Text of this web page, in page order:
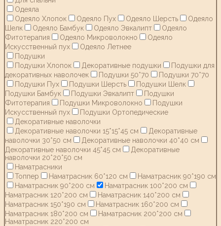
Одеяла
Одеяло Хлопок
Одеяло Пух Одеяло Шерсть
Одеяло
Шелк
Одеяло Бамбук Одеяло Эвкалипт
Одеяло
Фитотерапия
Одеяло Микроволокно
Одеяло
Искусственный пух
Одеяло Летнее
Подушки
Подушки Хлопок
Декоративные подушки
Подушки для
декоративных наволочек
Подушки 50*70
Подушки 70*70
Подушки Пух
Подушки Шерсть
Подушки Шелк
Подушки Бамбук
Подушки Эвкалипт
Подушки
Фитотерапия
Подушки Микроволокно
Подушки
Искусственный пух
Подушки Ортопедические
Декоративные наволочки
Декоративные наволочки 15*15*45 см
Декоративные
наволочки 30*50 см
Декоративные наволочки 40*40 см
Декоративные наволочки 45*45 см
Декоративные
наволочки 20*20*50 см
Наматрасники
Топпер
Наматрасник 60*120 см
Наматрасник 90*190 см
Наматрасник 90*200 см
Наматрасник 100*200 см
Наматрасник 120*200 см
Наматрасник 140*200 см
Наматрасник 150*190 см
Наматрасник 160*200 см
Наматрасник 180*200 см
Наматрасник 200*200 см
Наматрасник 220*200 см